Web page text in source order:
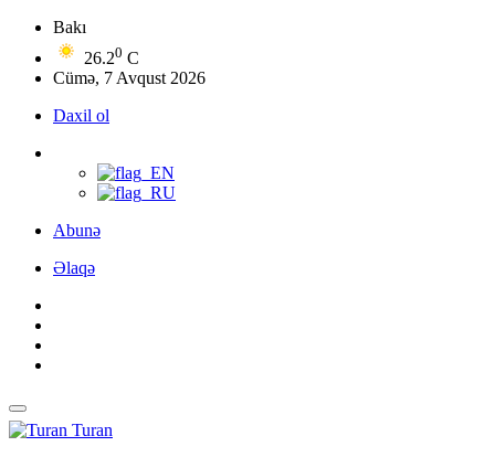
Bakı
26.20 C
Cümə, 7 Avqust 2026
Daxil ol
Abunə
Əlaqə
Turan